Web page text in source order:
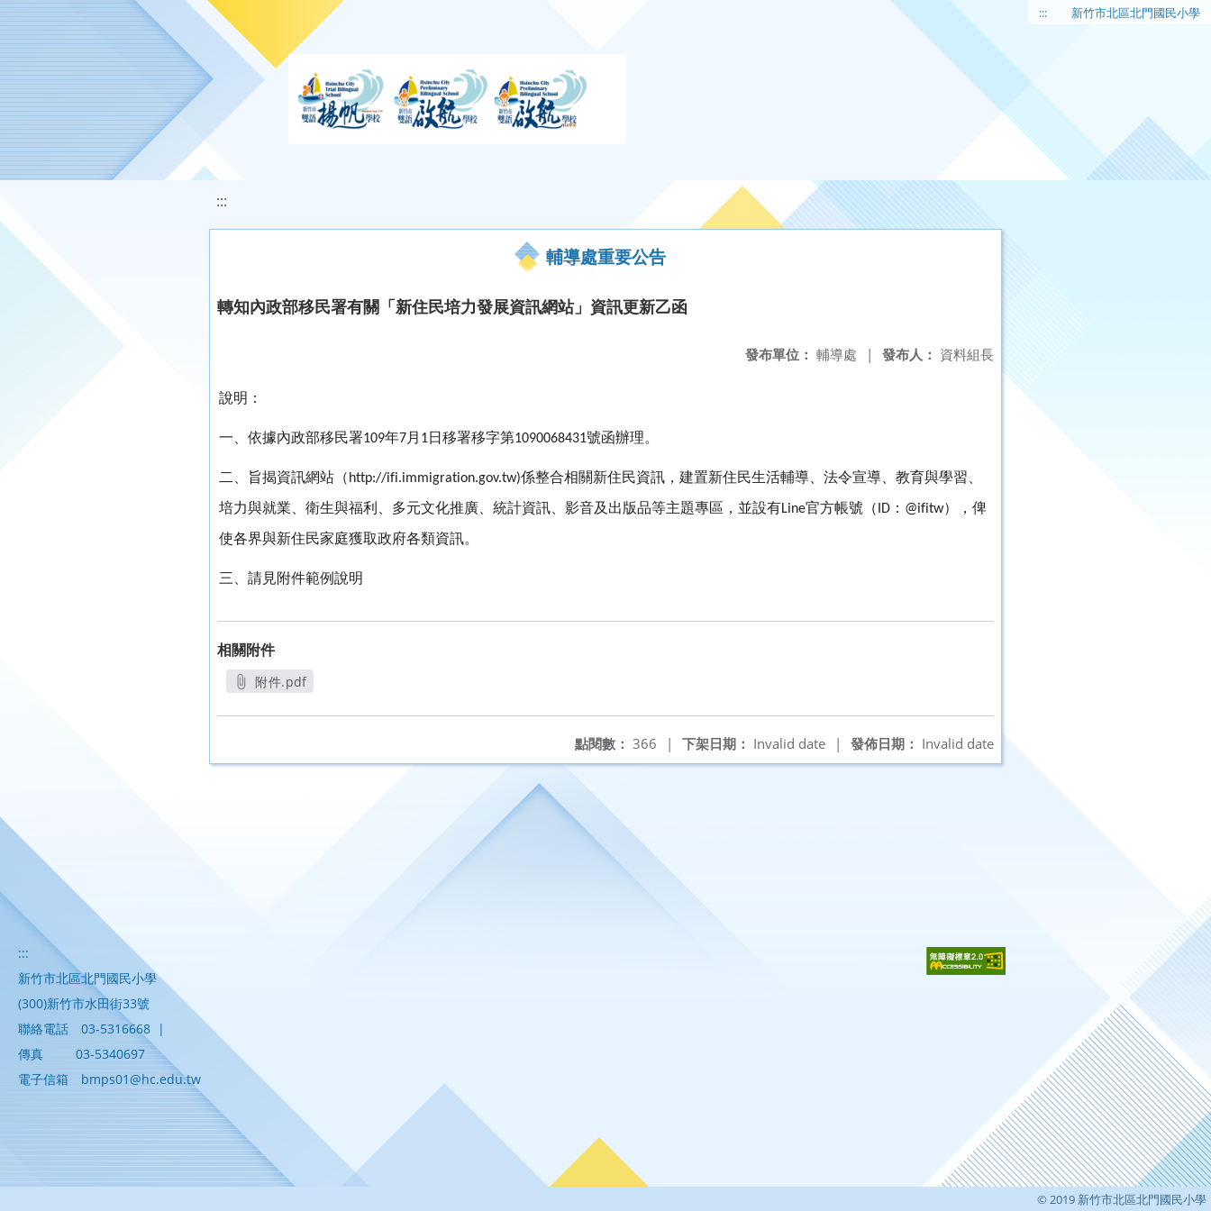
移至網頁之主要內容區位置 ::: 新竹市北區北門國民小學
:::
輔導處重要公告
轉知內政部移民署有關「新住民培力發展資訊網站」資訊更新乙函
發布人： 資料組長
發布單位： 輔導處 |
說明：
一、依據內政部移民署109年7月 1日移署移字第1090068431號函辦理。
二、旨揭資訊網站（ http://ifi.immigration.gov.tw)係整合相關新住民資訊，建置新住民生活輔導、法令宣導、教育與學習、
培力與就業、衛生與福利、多元文化推廣、統計資訊、影音及出版品等主題專區，並設有Line官方帳號（ ID ： @ifitw），俾
使各界與新住民家庭獲取政府各類資訊。
三、請見附件範例說明
相關附件
附件.pdf
發佈日期： Invalid date
下架日期： Invalid date |
點閱數： 366 |
:::
新竹市北區北門國民小學
(300)新竹市水田街33號
聯絡電話
03-5316668 |
傳真
03-5340697
電子信箱
bmps01@hc.edu.tw
© 2019 新竹市北區北門國民小學